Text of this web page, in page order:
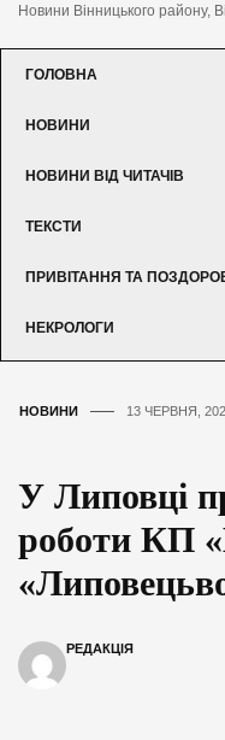
Новини Вінницького району,
ГОЛОВНА
НОВИНИ
НОВИНИ ВІД ЧИТАЧІВ
ТЕКСТИ
ПРИВІТАННЯ ТА
НЕКРОЛОГИ
НОВИНИ 13 ЧЕРВНЯ,
У Липовці
роботи КП
РЕДАКЦІЯ